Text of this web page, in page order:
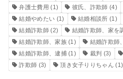
弁護士費用 (1) 彼氏、詐欺師 (4)
結婚やめたい (1) 結婚相談所 (1)
結婚詐欺師(2) 結婚詐欺師、家を
結婚詐欺師、家族(1) 結婚詐欺師
結婚詐欺師、逮捕(1) 裁判 (3)
詐欺師 (3) 頂き女子りりちゃん (1)